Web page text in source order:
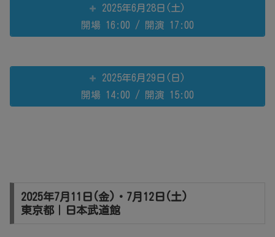
2025年6月28日(土)
開場 16:00 / 開演 17:00
2025年6月29日(日)
開場 14:00 / 開演 15:00
2025年7月11日(金)・7月12日(土)
東京都｜日本武道館